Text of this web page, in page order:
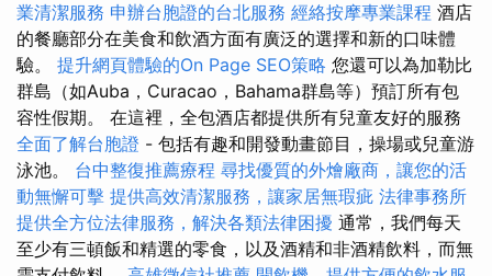
業清潔服務 申辦台胞證的台北服務 經絡按摩專業課程 酒店
的餐廳部分在美食和飲酒方面有廣泛的選擇和新的口味體
驗。 提升網頁體驗的On Page SEO策略 您還可以為加勒比
群島（如Auba，Curacao，Bahama群島等）預訂所有包
容性假期。 在這裡，全包酒店都提供所有兒童友好的服務
全面了解台胞證 - 包括有趣和開發動畫節目，操場或兒童游
泳池。 台中整復推薦療程 尋找優質的外燴廠商，讓您的活
動無懈可擊 提供高效清潔服務，讓家居無瑕疵 法律事務所
提供全方位法律服務，解決各類法律困擾 通常，我們每天
至少有三頓飯和精選的零食，以及酒精和非酒精飲料，而無